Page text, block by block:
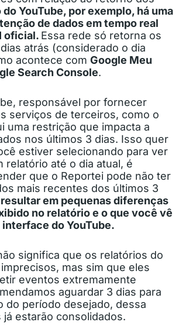
do YouTube, por exemplo, há uma
de dados em tempo real
oficial. Essa rede só retorna os
atrás (considerado o dia
acontece com Google Meu
Search Console.
responsável por fornecer
serviços de terceiros, como o
uma restrição que impacta a
nos últimos 3 dias. Isso quer
estiver selecionando para ver
relatório até o dia atual, é
que o Reportei pode não ter
mais recentes dos últimos 3
em pequenas diferenças
no relatório e o que você vê
do YouTube.
significa que os relatórios do
mas sim que eles
eventos extremamente
aguardar 3 dias para
do período desejado, dessa
estarão consolidados.